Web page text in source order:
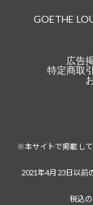
GOETHE
広告
特定商取
※本サイトで掲載し
2021年4月23日以前
税込